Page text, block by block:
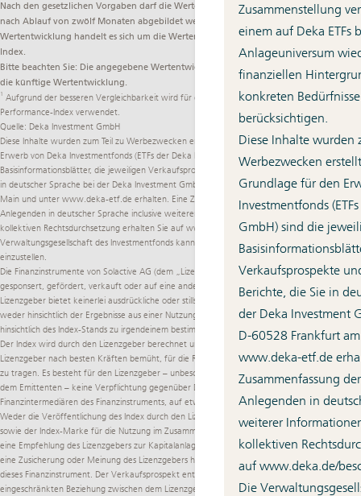
Zusammenstellung
einem auf Deka ETFs
Anlageuniversum
finanziellen
konkreten
berücksichtigen.
Diese Inhalte wurden
Werbezwecken
Grundlage für den
Investmentfonds
GmbH) sind die
Verkaufsprospekte
Berichte, die Sie in
der Deka Investment
D-60528 Frankfurt
www.deka-etf.de
Zusammenfassung
Anlegenden in
weiterer
kollektiven
auf www.deka.de/­
Die
Nach den gesetzlichen Vorgaben darf die Wertentwicklung eines Investmentfonds erst
nach Ablauf von zwölf Monaten abgebildet werden. Bei der hier angegebenen
Wertentwicklung handelt es sich um die Wertentwicklung des zugrunde liegenden
Index.
Bitte beachten Sie: Die angegebene Wertentwicklung ist kein verlässlicher Indikator für
die künftige Wertentwicklung.
1 Aufgrund der besseren Vergleichbarkeit wird für die Berechnung der Wertentwicklung der
Performance-Index verwendet.
Quelle: Deka Investment GmbH
Diese Inhalte wurden zum Teil zu Werbezwecken erstellt. Alleinverbindliche Grundlage für den
Erwerb von Deka Investmentfonds (ETFs der Deka Investment GmbH) sind die jeweiligen
Basisinformationsblätter, die jeweiligen Verkaufsprospekte und die jeweiligen Berichte, die Sie
in deutscher Sprache bei der Deka Investment GmbH, Lyoner Str. 13, D-60528 Frankfurt am
Main und unter www.deka-etf.de erhalten. Eine Zusammenfassung der Rechte der
Anlegenden in deutscher Sprache inclusive weiterer Informationen zu Instrumenten der
kollektiven Rechtsdurchsetzung erhalten Sie auf www.deka.de/­beschwerdemanagement. Die
Verwaltungsgesellschaft des Investmentfonds kann jederzeit beschließen, den Vertrieb
einzustellen.
Die Finanzinstrumente von Solactive AG (dem „Lizenzgeber“) werden von Solactive nicht
gesponsert, gefördert, verkauft oder auf eine andere Art und Weise unterstützt und der
Lizenzgeber bietet keinerlei ausdrückliche oder stillschweigende Garantie oder Zusicherung,
weder hinsichtlich der Ergebnisse aus einer Nutzung des Index und/oder der Index-Marke noch
hinsichtlich des Index-Stands zu irgendeinem bestimmten Zeitpunkt noch in sonstiger Hinsicht.
Der Index wird durch den Lizenzgeber berechnet und veröffentlicht, wobei sich der
Lizenzgeber nach besten Kräften bemüht, für die Richtigkeit der Berechnung des Index Sorge
zu tragen. Es besteht für den Lizenzgeber – unbeschadet seiner Verpflichtungen gegenüber
dem Emittenten – keine Verpflichtung gegenüber Dritten, einschließlich Investoren und/oder
Finanzintermediären des Finanzinstruments, auf etwaige Fehler in dem Index hinzuweisen.
Weder die Veröffentlichung des Index durch den Lizenzgeber noch die Lizenzierung des Index
sowie der Index-Marke für die Nutzung im Zusammenhang mit dem Finanzinstrument stellt
eine Empfehlung des Lizenzgebers zur Kapitalanlage dar oder beinhaltet in irgendeiner Weise
eine Zusicherung oder Meinung des Lizenzgebers hinsichtlich einer etwaigen Investition in
dieses Finanzinstrument. Der Verkaufsprospekt enthält eine detailliertere Beschreibung der
eingeschränkten Beziehung zwischen dem Lizenzgeber und der Deka Investment GmbH und